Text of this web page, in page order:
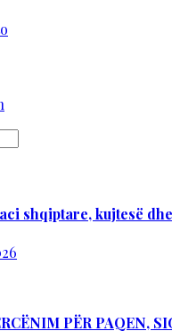
shqiptare, kujtesë
PËR PAQEN,